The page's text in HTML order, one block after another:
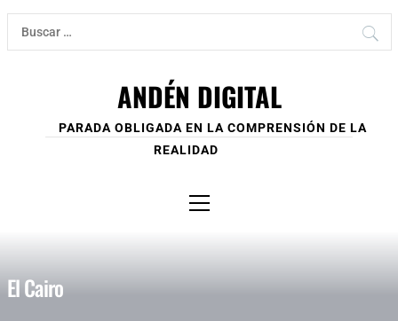
Ir
contenido
Buscar:
ANDÉN DIGITAL
PARADA OBLIGADA EN LA COMPRENSIÓN DE LA
REALIDAD
principal
El Cairo